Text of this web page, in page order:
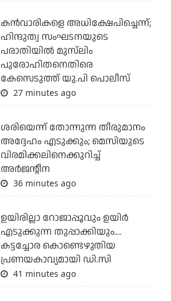
കന്‍വാരികളെ അധിക്ഷേപിച്ചെന്ന്;
ഹിന്ദുത്വ സംഘടനയുടെ
പരാതിയില്‍ മുസ്‌ലിം
പുരോഹിതനെതിരെ
കേസെടുത്ത് യു.പി പൊലീസ്
27 minutes ago
ശരിയെന്ന് തോന്നുന്ന തീരുമാനം
അദ്ദേഹം എടുക്കും; മെസിയുടെ
വിരമിക്കലിനെക്കുറിച്ച്
അര്‍ജന്റീന
36 minutes ago
ഉയിരില്ലാ റോജാപ്പൂവും ഉയിര്‍
എടുക്കുന്ന തുപ്പാക്കിയും....
കട്ടച്ചോര കൊണ്ടെഴുതിയ
പ്രണയകാവ്യമായി ഡി.സി
41 minutes ago